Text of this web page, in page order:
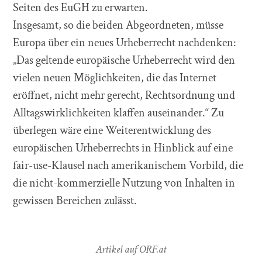
Seiten des EuGH zu erwarten.
Insgesamt, so die beiden Abgeordneten, müsse
Europa über ein neues Urheberrecht nachdenken:
„Das geltende europäische Urheberrecht wird den
vielen neuen Möglichkeiten, die das Internet
eröffnet, nicht mehr gerecht, Rechtsordnung und
Alltagswirklichkeiten klaffen auseinander.“ Zu
überlegen wäre eine Weiterentwicklung des
europäischen Urheberrechts in Hinblick auf eine
fair-use-Klausel nach amerikanischem Vorbild, die
die nicht-kommerzielle Nutzung von Inhalten in
gewissen Bereichen zulässt.
Artikel auf ORF.at